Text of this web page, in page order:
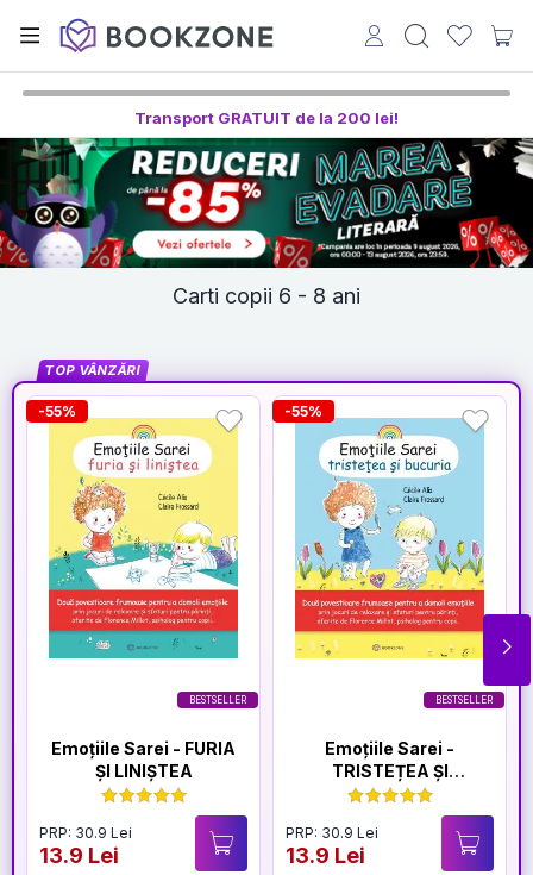
Transport GRATUIT de la 200 lei!
Carti copii 6 - 8 ani
TOP VÂNZĂRI
BESTSELLER
-55%
Emoțiile Sarei - FURIA
ȘI LINIȘTEA
PRP: 30.9 Lei
13.9 Lei
BESTSELLER
-55%
Emoțiile Sarei -
TRISTEȚEA ȘI
BUCURIA
PRP: 30.9 Lei
13.9 Lei